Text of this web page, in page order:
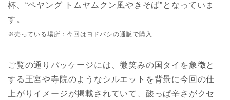
杯、“ペヤング トムヤムクン風やきそば”となっていま
す。
※売っている場所：今回はヨドバシの通販で購入
ご覧の通りパッケージには、微笑みの国タイを象徴と
する王宮や寺院のようなシルエットを背景に今回の仕
上がりイメージが掲載されていて、酸っぱ辛さがクセ